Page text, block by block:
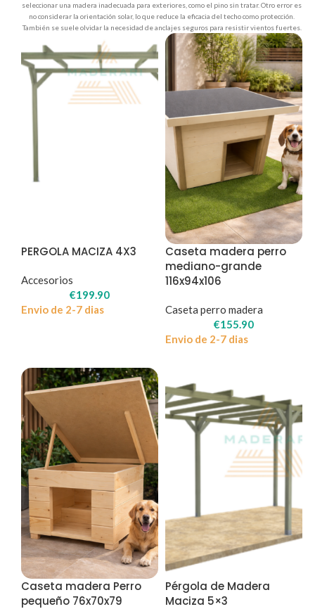
seleccionar una madera inadecuada para exteriores, como el pino sin tratar. Otro error es
no considerar la orientación solar, lo que reduce la eficacia del techo como protección.
También se suele olvidar la necesidad de anclajes seguros para resistir vientos fuertes.
PERGOLA MACIZA 4X3
Accesorios
€199.90
Envio de 2-7 dias
Caseta madera perro
mediano-grande
116x94x106
Caseta perro madera
€155.90
Envio de 2-7 dias
Caseta madera Perro
pequeño 76x70x79
Pérgola de Madera
Maciza 5×3